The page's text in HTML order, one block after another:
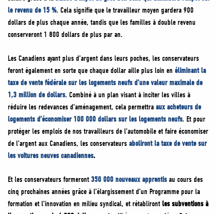
le revenu de 15 %. Cela signifie que le travailleur moyen gardera 900
dollars de plus chaque année, tandis que les familles à double revenu
conserveront 1 800 dollars de plus par an.
Les Canadiens ayant plus d’argent dans leurs poches, les conservateurs
feront également en sorte que chaque dollar aille plus loin en éliminant la
taxe de vente fédérale sur les logements neufs d’une valeur maximale de
1,3 million de dollars. Combiné à un plan visant à inciter les villes à
réduire les redevances d’aménagement, cela permettra aux acheteurs de
logements d’économiser 100 000 dollars sur les logements neufs. Et pour
protéger les emplois de nos travailleurs de l’automobile et faire économiser
de l’argent aux Canadiens, les conservateurs aboliront la taxe de vente sur
les voitures neuves canadiennes.
Et les conservateurs formeront 350 000 nouveaux apprentis au cours des
cinq prochaines années grâce à l’élargissement d’un Programme pour la
formation et l’innovation en milieu syndical, et rétabliront les subventions à